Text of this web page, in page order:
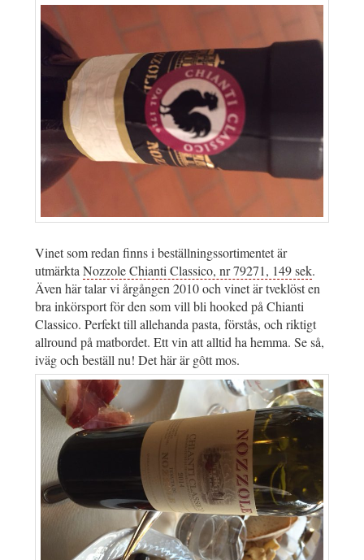
Vinet som redan finns i beställningssortimentet är
utmärkta Nozzole Chianti Classico, nr 79271, 149 sek.
Även här talar vi årgången 2010 och vinet är tveklöst en
bra inkörsport för den som vill bli hooked på Chianti
Classico. Perfekt till allehanda pasta, förstås, och riktigt
allround på matbordet. Ett vin att alltid ha hemma. Se så,
iväg och beställ nu! Det här är gôtt mos.